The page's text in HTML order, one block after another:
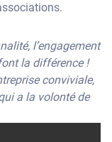
l’engagement
la différence !
conviviale,
a la volonté de